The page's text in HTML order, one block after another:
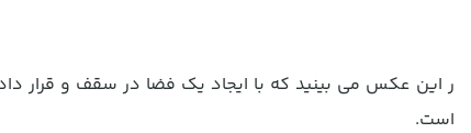
ر این عکس می بینید که با ایجاد یک فضا در سقف و قرار
است.